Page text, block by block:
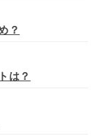
？
は？